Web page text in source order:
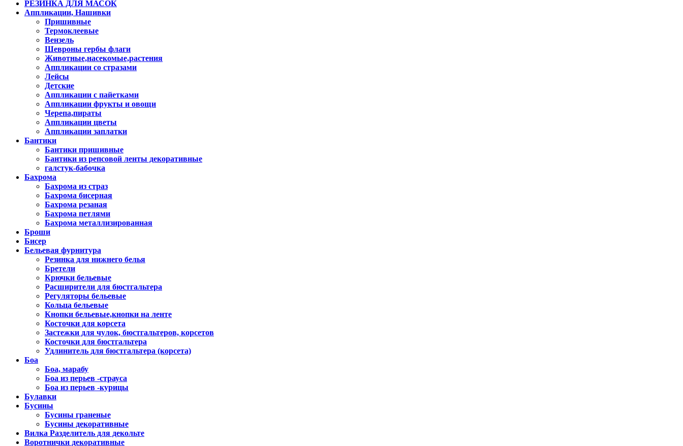
РЕЗИНКА ДЛЯ МАСОК
Аппликации, Нашивки
Пришивные
Термоклеевые
Вензель
Шевроны гербы флаги
Животные,насекомые,растения
Аппликации со стразами
Лейсы
Детские
Аппликации с пайетками
Аппликации фрукты и овощи
Черепа,пираты
Аппликации цветы
Аппликации заплатки
Бантики
Бантики пришивные
Бантики из репсовой ленты декоративные
галстук-бабочка
Бахрома
Бахрома из страз
Бахрома бисерная
Бахрома резаная
Бахрома петлями
Бахрома металлизированная
Броши
Бисер
Бельевая фурнитура
Резинка для нижнего белья
Бретели
Крючки бельевые
Расширители для бюстгальтера
Регуляторы бельевые
Кольца бельевые
Кнопки бельевые,кнопки на ленте
Косточки для корсета
Застежки для чулок, бюстгальтеров, корсетов
Косточки для бюстгальтера
Удлинитель для бюстгальтера (корсета)
Боа
Боа, марабу
Боа из перьев -страуса
Боа из перьев -курицы
Булавки
Бусины
Бусины граненые
Бусины декоративные
Вилка Разделитель для декольте
Воротнички декоративные